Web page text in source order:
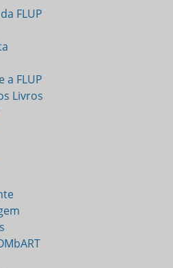
FLUP
a FLUP
Livros